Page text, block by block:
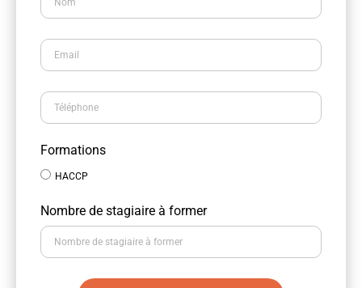
Formations
HACCP
Nombre de stagiaire à former